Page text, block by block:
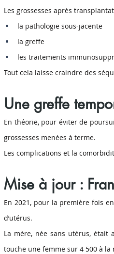
Les grossesses après
la pathologie sous-jacente
la greffe
les traitements
Tout cela laisse craindre des
Une greffe
En théorie, pour éviter de
grossesses menées à terme.
Les complications et la
Mise à jour :
En 2021, pour la première fois
d’utérus.
La mère, née sans utérus, était
touche une femme sur 4 500 à la